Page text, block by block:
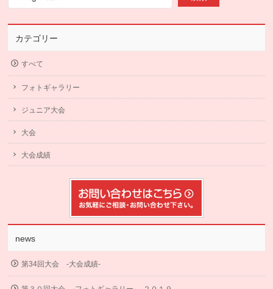
カテゴリー
すべて
フォトギャラリー
ジュニア大会
大会
大会成績
news
第34回大会 -大会成績-